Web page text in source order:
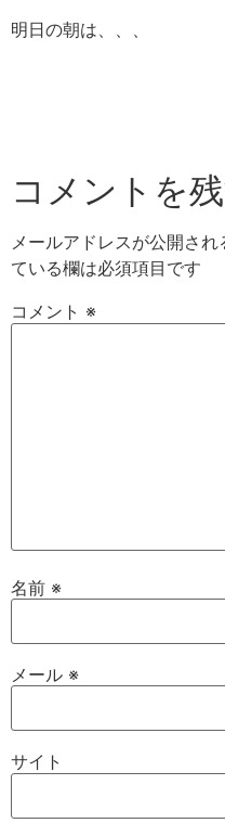
明日の朝は、、、
コメントを
メールアドレスが公開され
ている欄は必須項目です
コメント ※
名前 ※
メール ※
サイト